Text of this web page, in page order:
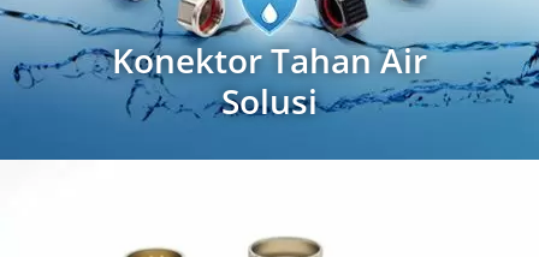
Konektor Tahan Air
Solusi